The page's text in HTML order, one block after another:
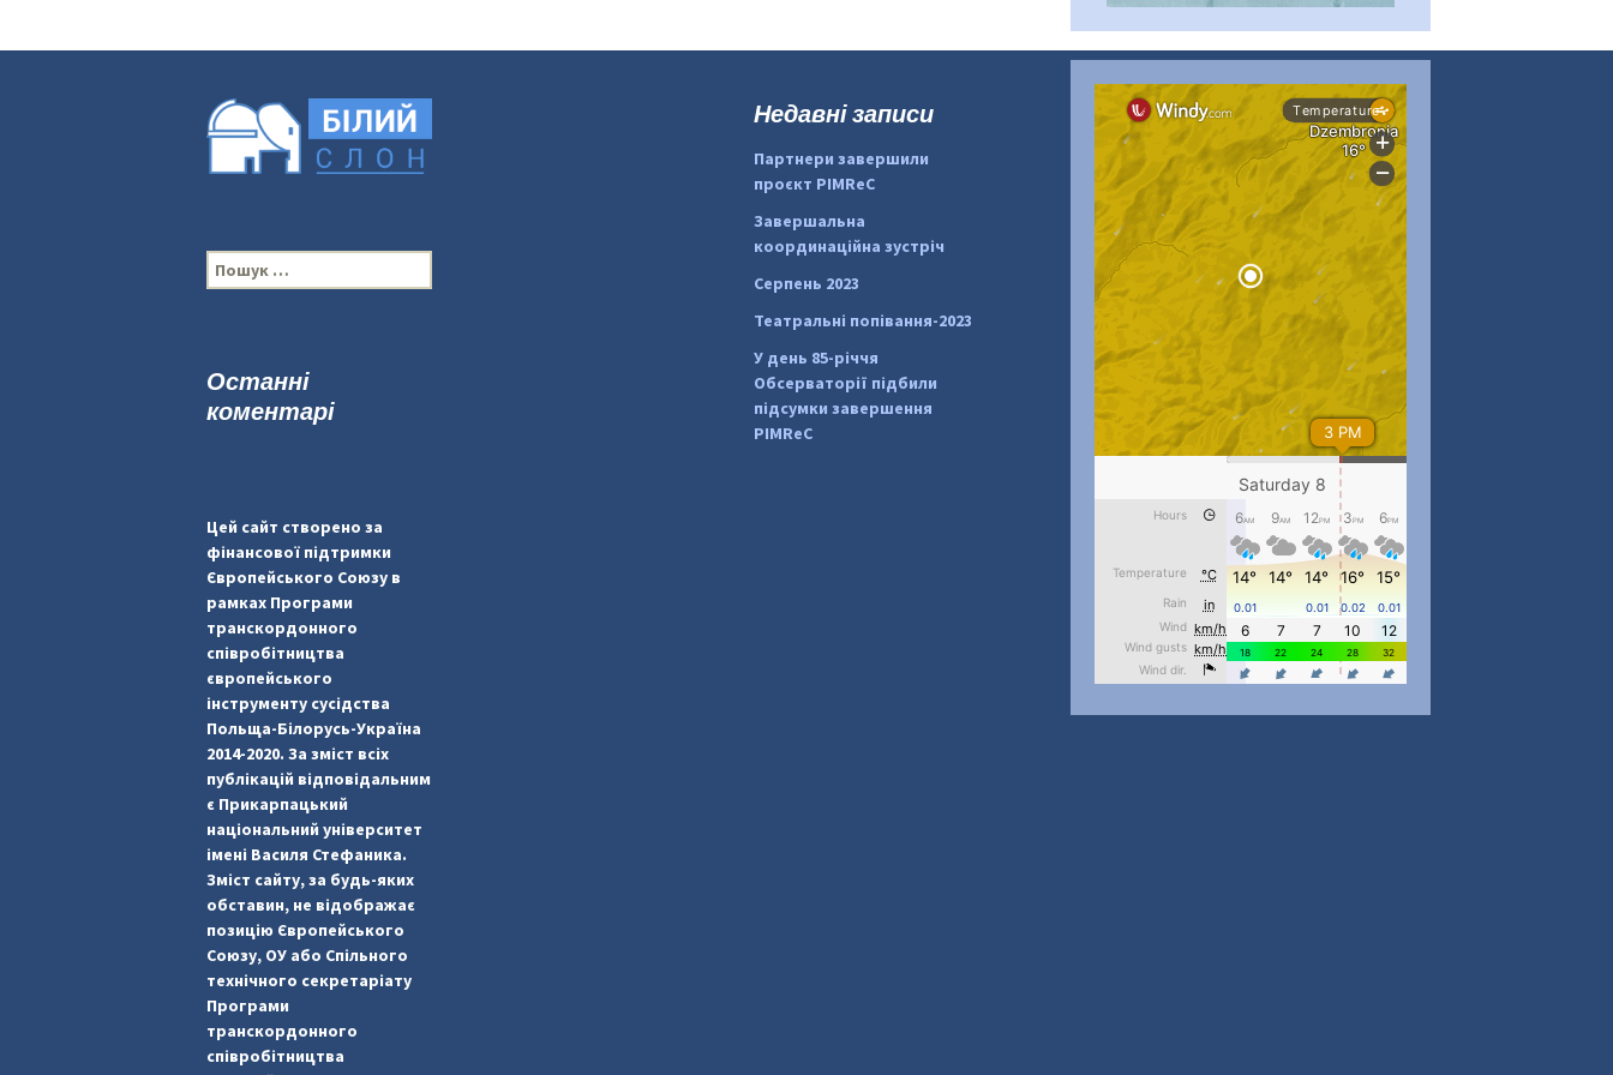
#PipIvanToday
#PipIvanWeather
pimrec_project
#PipIvanWeather
 ...
pimrec_project
П
о
:
Недавні записи
Партнери завершили
проєкт PIMReC
Завершальна
координаційна зустріч
Серпень 2023
Театральні попівання-2023
У день 85-річчя
Обсерваторії підбили
підсумки завершення
PIMReC
Останні
коментарі
Цей сайт створено за
фінансової підтримки
Європейського Союзу в
рамках Програми
транскордонного
співробітництва
європейського
інструменту сусідства
Польща-Білорусь-Україна
2014-2020. За зміст всіх
публікацій відповідальним
є Прикарпацький
національний університет
імені Василя Стефаника.
Зміст сайту, за будь-яких
обставин, не відображає
позицію Європейського
Союзу, ОУ або Спільного
технічного секретаріату
Програми
транскордонного
співробітництва